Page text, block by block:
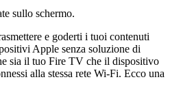
sullo schermo.
e goderti i tuoi contenuti
Apple senza soluzione di
sia il tuo Fire TV che il dispositivo
alla stessa rete Wi-Fi. Ecco una